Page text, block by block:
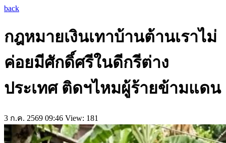
back
กฎหมายเงินเทาบ้านต้านเราไม่
ค่อยมีศักดิ์ศรีในดีกรีต่าง
ประเทศ ติดฯไหมผู้ร้ายข้ามแดน
3 ก.ค. 2569 09:46 View: 181